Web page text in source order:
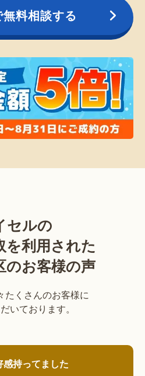
料相談する
セルの
を利用された
のお客様の声
たくさんのお客様に
いております。
感持ってました